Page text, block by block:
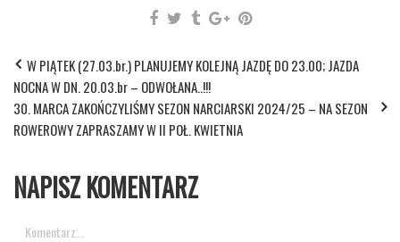
W PIĄTEK (27.03.br.) PLANUJEMY KOLEJNĄ JAZDĘ DO 23.00; JAZDA
NOCNA W DN. 20.03.br – ODWOŁANA..!!!
30. MARCA ZAKOŃCZYLIŚMY SEZON NARCIARSKI 2024/25 – NA SEZON
ROWEROWY ZAPRASZAMY W II POŁ. KWIETNIA
NAPISZ KOMENTARZ
Komentarz...